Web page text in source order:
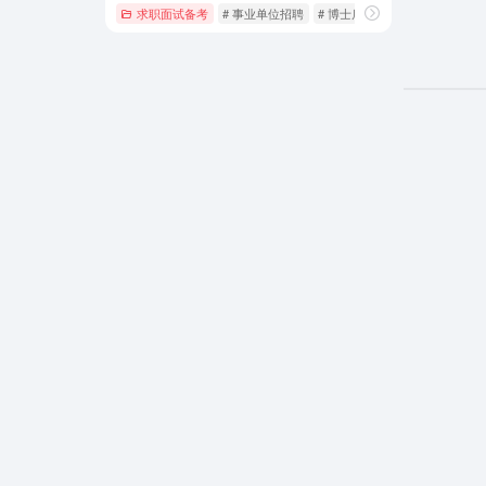
求职面试备考 # 事业单位招聘 # 博士后招收